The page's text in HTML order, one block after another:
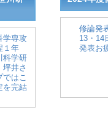
学専攻
１年
科学研
井さ
はこ
を完結
修論発
13・14
発表お